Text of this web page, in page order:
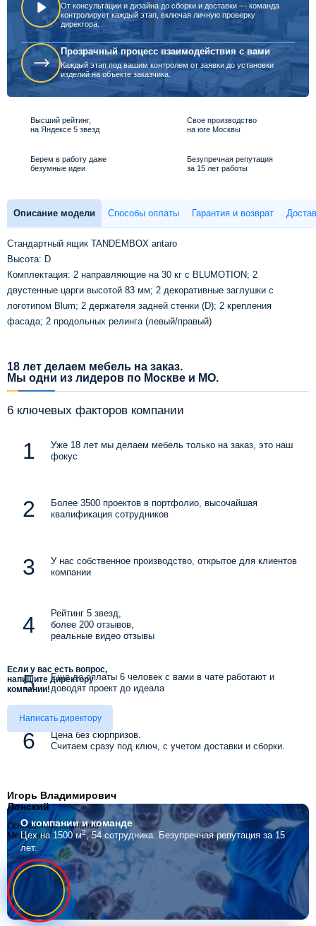
От консультации и дизайна до сборки и доставки — команда
контролирует каждый этап, включая личную проверку
директора.
Прозрачный процесс взаимодействия с вами
Каждый этап под вашим контролем от заявки до установки
изделий на объекте заказчика.
Высший рейтинг,
на Яндексе 5 звезд
Свое производство
на юге Москвы
Берем в работу даже
безумные идеи
Безупречная репутация
за 15 лет работы
Описание модели Способы оплаты Гарантия и возврат
Стандартный ящик TANDEMBOX antaro
Высота: D
Комплектация: 2 направляющие на 30 кг с BLUMOTION; 2
двустенные царги высотой 83 мм; 2 декоративные заглушки с
логотипом Blum; 2 держателя задней стенки (D); 2 крепления
фасада; 2 продольных релинга (левый/правый)
18 лет делаем мебель на заказ.
Мы одни из лидеров по Москве и МО.
6 ключевых факторов компании
Уже 18 лет мы делаем мебель только на заказ, это наш
фокус
Более 3500 проектов в портфолио, высочайшая
квалификация сотрудников
У нас собственное производство, открытое для клиентов
компании
Рейтинг 5 звезд,
более 200 отзывов,
реальные видео отзывы
Еще до оплаты 6 человек с вами в чате работают и
доводят проект до идеала
Цена без сюрпризов.
Считаем сразу под ключ, с учетом доставки и сборки.
Если у вас есть вопрос,
напишите директору
компании!
Написать директору
Игорь Владимирович
Лонский
Основатель компании
Мебелино
О компаниии команде
Цех на 1500 м2, 54 сотрудника. Безупречная репутация за 15
лет.